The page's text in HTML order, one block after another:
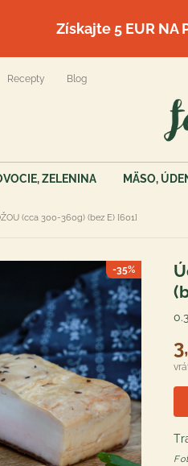
Získajte 5 EUR NA
Recepty Blog
ZELENINA MÄSO,
(cca 300-360g) (bez E) [601]
-35%